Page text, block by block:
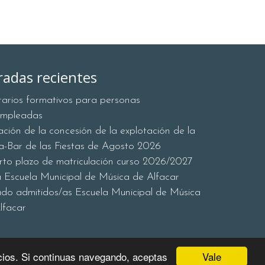
Vale
Si continuas navegando, aceptas
recientes
formativos para personas
de la concesión de la explotación de la
Bar de las Fiestas de Agosto 2026
plazo de matriculación curso 2026/2027
Escuela Municipal de Música de Alfacar
admitidos/as Escuela Municipal de Música